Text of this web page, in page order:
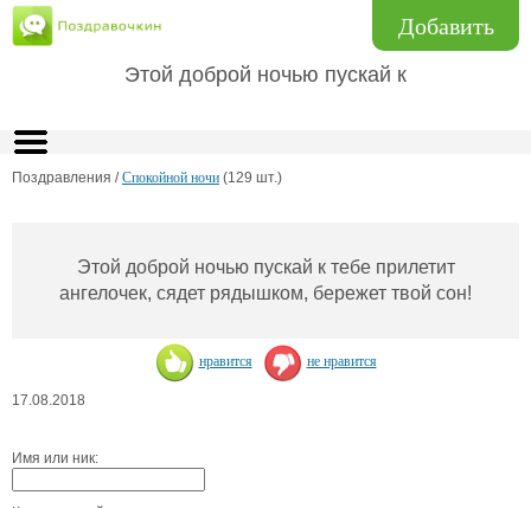
Добавить
Этой доброй ночью пускай к
Поздравления /Спокойной ночи (129 шт.)
Этой доброй ночью пускай к тебе прилетит
ангелочек, сядет рядышком, бережет твой сон!
нравится не нравится
17.08.2018
Имя или ник: